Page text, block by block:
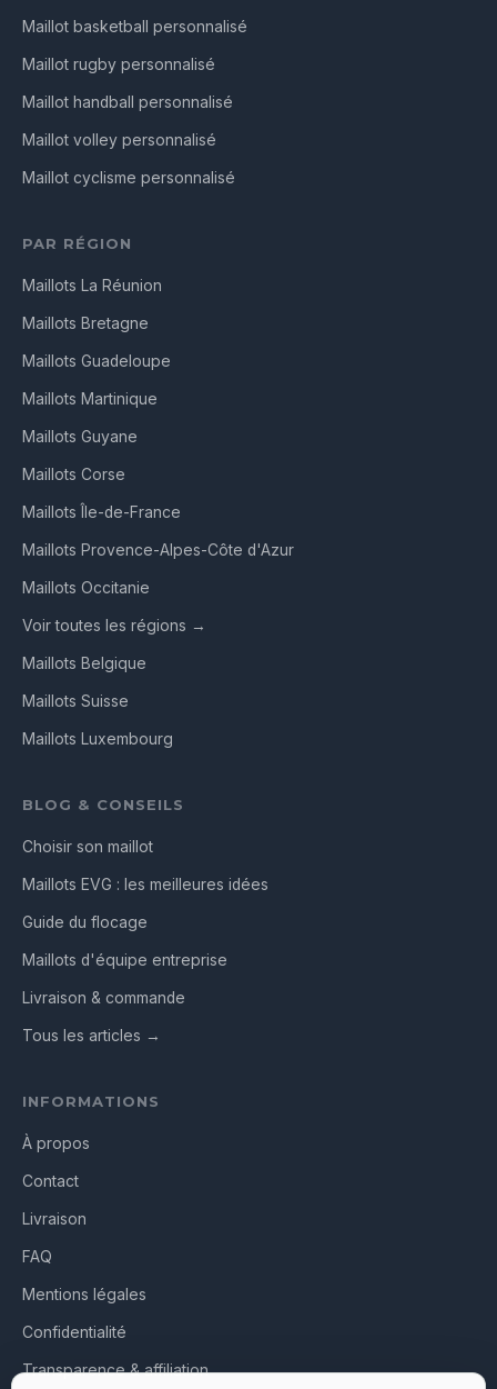
Maillot basketball personnalisé
Maillot rugby personnalisé
Maillot handball personnalisé
Maillot volley personnalisé
Maillot cyclisme personnalisé
PAR RÉGION
Maillots La Réunion
Maillots Bretagne
Maillots Guadeloupe
Maillots Martinique
Maillots Guyane
Maillots Corse
Maillots Île-de-France
Maillots Provence-Alpes-Côte d'Azur
Maillots Occitanie
Voir toutes les régions →
Maillots Belgique
Maillots Suisse
Maillots Luxembourg
BLOG & CONSEILS
Choisir son maillot
Maillots EVG : les meilleures idées
Guide du flocage
Maillots d'équipe entreprise
Livraison & commande
Tous les articles →
INFORMATIONS
À propos
Contact
Livraison
FAQ
Mentions légales
Confidentialité
Transparence & affiliation